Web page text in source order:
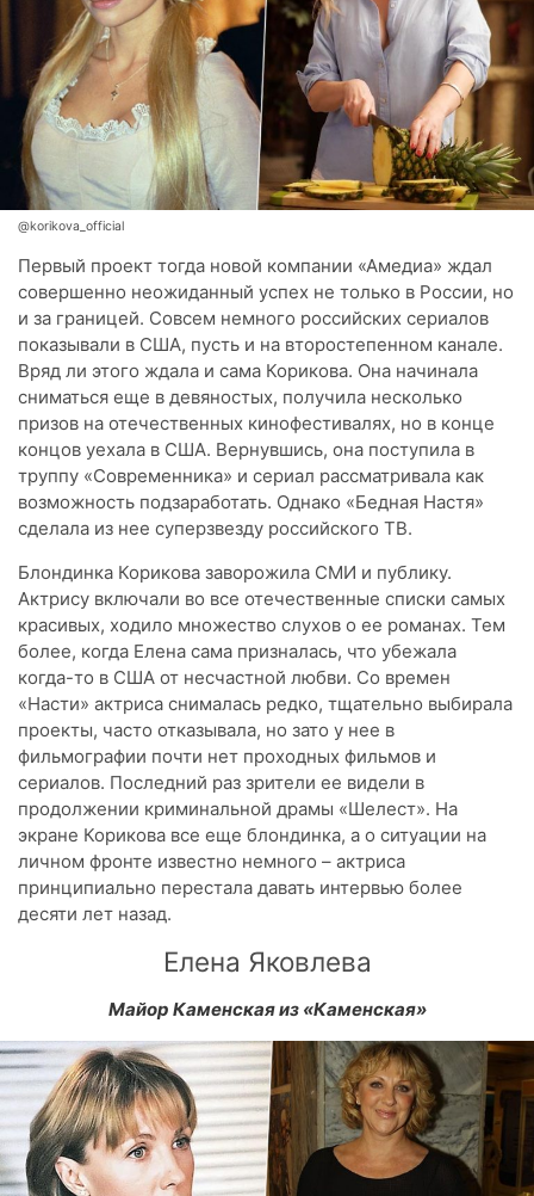
@korikova_official
Первый проект тогда новой компании «Амедиа» ждал
совершенно неожиданный успех не только в России, но
и за границей. Совсем немного российских сериалов
показывали в США, пусть и на второстепенном канале.
Вряд ли этого ждала и сама Корикова. Она начинала
сниматься еще в девяностых, получила несколько
призов на отечественных кинофестивалях, но в конце
концов уехала в США. Вернувшись, она поступила в
труппу «Современника» и сериал рассматривала как
возможность подзаработать. Однако «Бедная Настя»
сделала из нее суперзвезду российского ТВ.
Блондинка Корикова заворожила СМИ и публику.
Актрису включали во все отечественные списки самых
красивых, ходило множество слухов о ее романах. Тем
более, когда Елена сама призналась, что убежала
когда-то в США от несчастной любви. Со времен
«Насти» актриса снималась редко, тщательно выбирала
проекты, часто отказывала, но зато у нее в
фильмографии почти нет проходных фильмов и
сериалов. Последний раз зрители ее видели в
продолжении криминальной драмы «Шелест». На
экране Корикова все еще блондинка, а о ситуации на
личном фронте известно немного – актриса
принципиально перестала давать интервью более
десяти лет назад.
Елена Яковлева
Майор Каменская из «Каменская»